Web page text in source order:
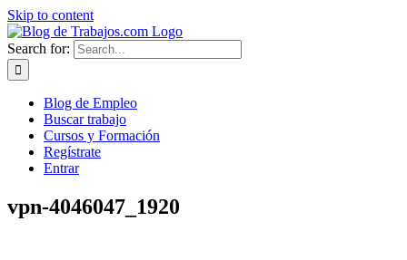
Skip to content
Search for:
Blog de Empleo
Buscar trabajo
Cursos y Formación
Regístrate
Entrar
vpn-4046047_1920